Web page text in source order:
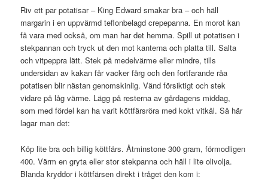
Riv ett par potatisar – King Edward smakar bra – och häll
margarin i en uppvärmd teflonbelagd crepepanna. En morot kan
få vara med också, om man har det hemma. Spill ut potatisen i
stekpannan och tryck ut den mot kanterna och platta till. Salta
och vitpeppra lätt. Stek på medelvärme eller mindre, tills
undersidan av kakan får vacker färg och den fortfarande råa
potatisen blir nästan genomskinlig. Vänd försiktigt och stek
vidare på låg värme. Lägg på resterna av gårdagens middag,
som med fördel kan ha varit köttfärsröra med kokt vitkål. Så här
lagar man det:
Köp lite bra och billig köttfärs. Åtminstone 300 gram, förmodligen
400. Värm en gryta eller stor stekpanna och häll i lite olivolja.
Blanda kryddor i köttfärsen direkt i tråget den kom i: